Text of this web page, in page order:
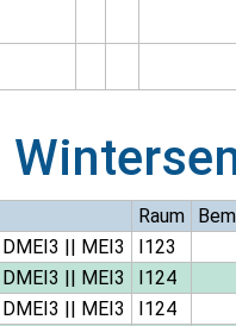
Raum
DMEI3 || MEI3
I123
DMEI3 || MEI3
I124
DMEI3 || MEI3
I124